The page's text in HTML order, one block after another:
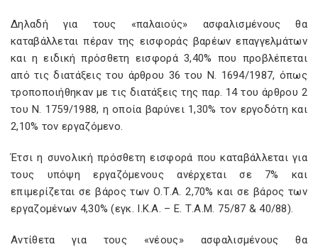
Δηλαδή για τους «παλαιούς» ασφαλισμένους θα
καταβάλλεται πέραν της εισφοράς βαρέων επαγγελμάτων
και η ειδική πρόσθετη εισφορά 3,40% που προβλέπεται
από τις διατάξεις του άρθρου 36 του Ν. 1694/1987, όπως
τροποποιήθηκαν με τις διατάξεις της παρ. 14 του άρθρου 2
του Ν. 1759/1988, η οποία βαρύνει 1,30% τον εργοδότη και
2,10% τον εργαζόμενο.
Έτσι η συνολική πρόσθετη εισφορά που καταβάλλεται για
τους υπόψη εργαζόμενους ανέρχεται σε 7% και
επιμερίζεται σε βάρος των Ο.Τ.Α. 2,70% και σε βάρος των
εργαζομένων 4,30% (εγκ. Ι.Κ.Α. – Ε. Τ.A.M. 75/87 & 40/88).
Αντίθετα για τους «νέους» ασφαλισμένους θα